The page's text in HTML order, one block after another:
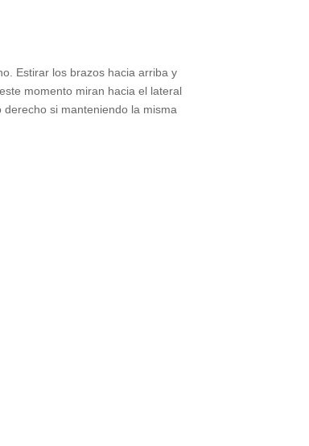
Estirar los brazos hacia arriba y
momento miran hacia el lateral
si manteniendo la misma